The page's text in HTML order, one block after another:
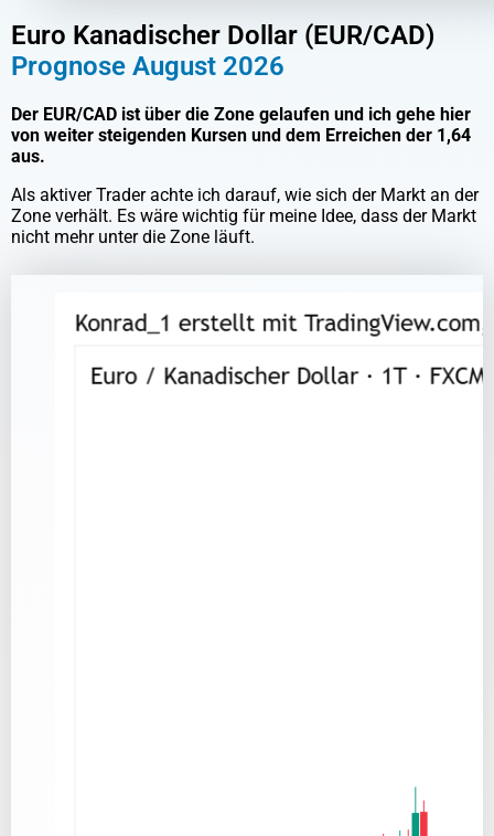
Euro Kanadischer Dollar (EUR/CAD)
Prognose August 2026
Der EUR/CAD ist über die Zone gelaufen und ich gehe hier
von weiter steigenden Kursen und dem Erreichen der 1,64
aus.
Als aktiver Trader achte ich darauf, wie sich der Markt an der
Zone verhält. Es wäre wichtig für meine Idee, dass der Markt
nicht mehr unter die Zone läuft.